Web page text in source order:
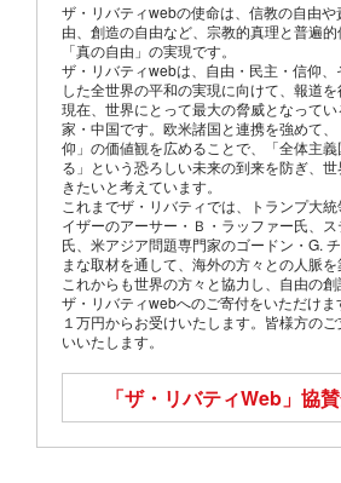
ザ・リバティwebの使命は、信教の自由や
由、創造の自由など、宗教的真理と普遍
「真の自由」の実現です。
ザ・リバティwebは、自由・民主・信仰
した全世界の平和の実現に向けて、報道を
現在、世界にとって最大の脅威となって
家・中国です。欧米諸国と連携を強めて
仰」の価値観を広めることで、「全体主
る」という恐ろしい未来の到来を防ぎ、
きたいと考えています。
これまでザ・リバティでは、トランプ大
イザーのアーサー・Ｂ・ラッファー氏、
氏、米アジア問題専門家のゴードン・G.
まな取材を通して、海外の方々との人脈を
これからも世界の方々と協力し、自由の創
ザ・リバティwebへのご寄付をいただけま
１万円からお受けいたします。皆様方の
いいたします。
「ザ・リバティWeb」 協